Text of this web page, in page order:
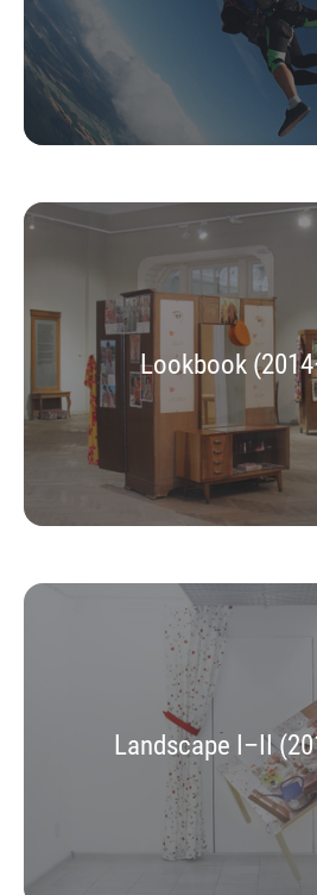
Lookbook
Landscape I–II